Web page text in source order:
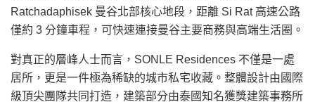
Ratchadaphisek 曼谷北部核心地段，距離 Si Rat 高速公路
僅約 3 分鐘車程，可快速連接曼谷主要商務與高端生活圈。
對真正的層峰人士而言，SONLE Residences 不僅是一處
居所，更是一件極為稀缺的城市私宅收藏。整體設計由國際
級頂尖團隊共同打造，建築部分由泰國知名獲獎建築事務所